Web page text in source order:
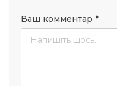
Ваш комментар *